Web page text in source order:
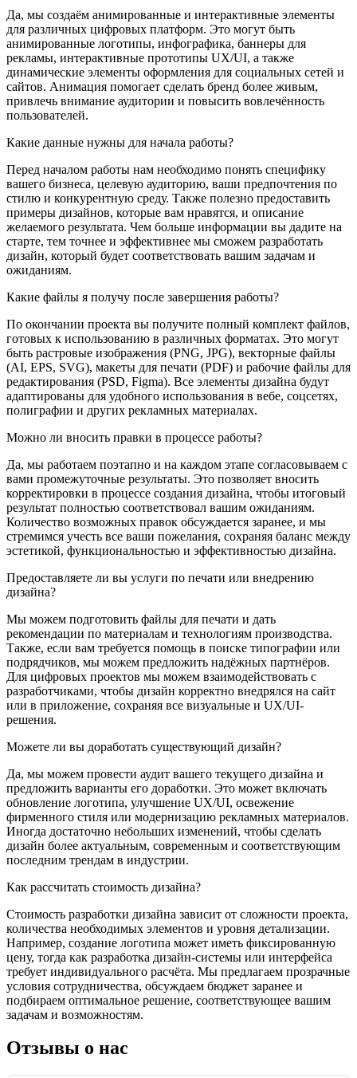
Да, мы создаём анимированные и интерактивные элементы
для различных цифровых платформ. Это могут быть
анимированные логотипы, инфографика, баннеры для
рекламы, интерактивные прототипы UX/UI, а также
динамические элементы оформления для социальных сетей и
сайтов. Анимация помогает сделать бренд более живым,
привлечь внимание аудитории и повысить вовлечённость
пользователей.
Какие данные нужны для начала работы?
Перед началом работы нам необходимо понять специфику
вашего бизнеса, целевую аудиторию, ваши предпочтения по
стилю и конкурентную среду. Также полезно предоставить
примеры дизайнов, которые вам нравятся, и описание
желаемого результата. Чем больше информации вы дадите на
старте, тем точнее и эффективнее мы сможем разработать
дизайн, который будет соответствовать вашим задачам и
ожиданиям.
Какие файлы я получу после завершения работы?
По окончании проекта вы получите полный комплект файлов,
готовых к использованию в различных форматах. Это могут
быть растровые изображения (PNG, JPG), векторные файлы
(AI, EPS, SVG), макеты для печати (PDF) и рабочие файлы для
редактирования (PSD, Figma). Все элементы дизайна будут
адаптированы для удобного использования в вебе, соцсетях,
полиграфии и других рекламных материалах.
Можно ли вносить правки в процессе работы?
Да, мы работаем поэтапно и на каждом этапе согласовываем с
вами промежуточные результаты. Это позволяет вносить
корректировки в процессе создания дизайна, чтобы итоговый
результат полностью соответствовал вашим ожиданиям.
Количество возможных правок обсуждается заранее, и мы
стремимся учесть все ваши пожелания, сохраняя баланс между
эстетикой, функциональностью и эффективностью дизайна.
Предоставляете ли вы услуги по печати или внедрению
дизайна?
Мы можем подготовить файлы для печати и дать
рекомендации по материалам и технологиям производства.
Также, если вам требуется помощь в поиске типографии или
подрядчиков, мы можем предложить надёжных партнёров.
Для цифровых проектов мы можем взаимодействовать с
разработчиками, чтобы дизайн корректно внедрялся на сайт
или в приложение, сохраняя все визуальные и UX/UI-
решения.
Можете ли вы доработать существующий дизайн?
Да, мы можем провести аудит вашего текущего дизайна и
предложить варианты его доработки. Это может включать
обновление логотипа, улучшение UX/UI, освежение
фирменного стиля или модернизацию рекламных материалов.
Иногда достаточно небольших изменений, чтобы сделать
дизайн более актуальным, современным и соответствующим
последним трендам в индустрии.
Как рассчитать стоимость дизайна?
Стоимость разработки дизайна зависит от сложности проекта,
количества необходимых элементов и уровня детализации.
Например, создание логотипа может иметь фиксированную
цену, тогда как разработка дизайн-системы или интерфейса
требует индивидуального расчёта. Мы предлагаем прозрачные
условия сотрудничества, обсуждаем бюджет заранее и
подбираем оптимальное решение, соответствующее вашим
задачам и возможностям.
Отзывы о нас